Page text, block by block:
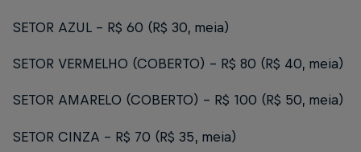
SETOR AZUL – R$ 60 (R$ 30, meia)
SETOR VERMELHO (COBERTO) - R$ 80 (R$ 40, meia)
SETOR AMARELO (COBERTO) - R$ 100 (R$ 50, meia)
SETOR CINZA - R$ 70 (R$ 35, meia)